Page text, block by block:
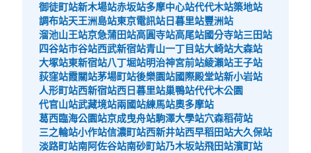
御徒町站新木場站赤坂站多摩中心站代代木站築地站
調布站天王洲島站東京電訊站日暮里站豐洲站
溜池山王站京急蒲田站高圓寺站高尾站國分寺站三田站
四谷站市谷站西武新宿站青山一丁目站大崎站大森站
大塚站東新宿站八丁堀站明治神宮前站綾瀨站王子站
荻窪站霞關站茅場町站後樂園站國際殿堂站新小岩站
人形町站西新宿站西日暮里站巢鴨站代代木公園
代官山站武藏境站兩國站練馬站奧多摩站
葛西臨海公園站京成曳舟站駒澤大學站穴森稻荷站
三之輪站小作站信濃町站西新井站西早稻田站大久保站
淡路町站南阿佐谷站南砂町站乃木坂站飛田站濱町站